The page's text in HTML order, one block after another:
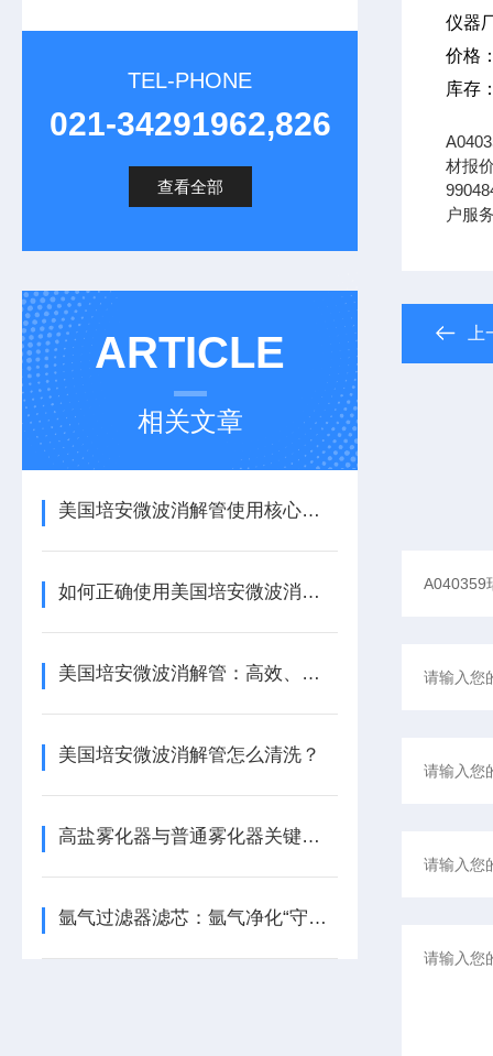
TEL-PHONE
021-34291962,826
查看全部
ARTICLE
相关文章
美国培安微波消解管使用核心注意事项
如何正确使用美国培安微波消解管进行样品消解？
美国培安微波消解管：高效、安全且环保的样品前处理解决方案
美国培安微波消解管怎么清洗？
高盐雾化器与普通雾化器关键差异解析
氩气过滤器滤芯：氩气净化“守门人”，保障精密工艺品质
仪器
价格
库存
材报
户服